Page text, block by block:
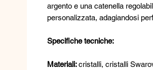
argento e una catenella
personalizzata, adagiandosi
Specifiche tecniche:
Materiali:cristalli, cristalli